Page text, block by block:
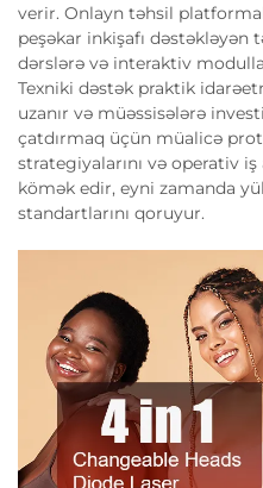
verir. Onlayn təhsil
peşəkar inkişafı dəstəkləyən
dərslərə və interaktiv
Texniki dəstək praktik
uzanır və müəssisələrə
çatdırmaq üçün müalicə
strategiyalarını və operativ iş
kömək edir, eyni zamanda
standartlarını qoruyur.